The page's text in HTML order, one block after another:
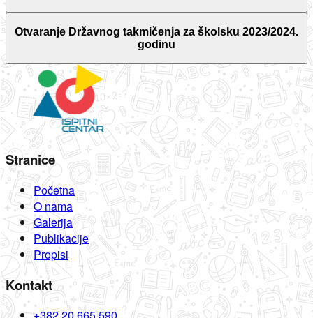
Otvaranje Državnog takmičenja za školsku 2023/2024.
godinu
Stranice
Početna
O nama
Galerija
Publikacije
Propisi
Kontakt